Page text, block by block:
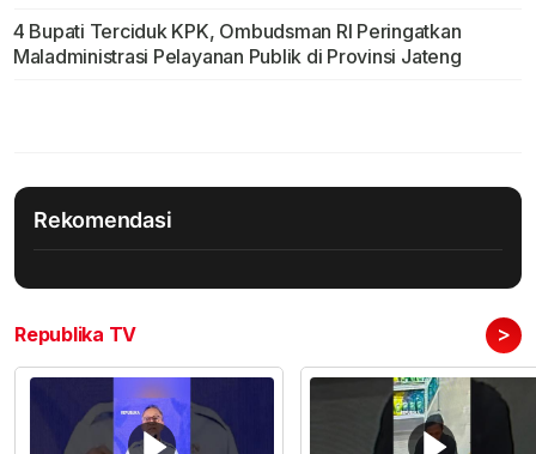
4 Bupati Terciduk KPK, Ombudsman RI Peringatkan
Maladministrasi Pelayanan Publik di Provinsi Jateng
Rekomendasi
Republika TV >